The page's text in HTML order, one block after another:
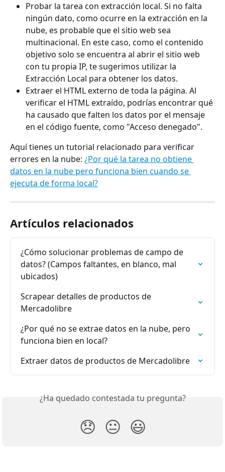
Probar la tarea con extracción local. Si no falta
ningún dato, como ocurre en la extracción en la
nube, es probable que el sitio web sea
multinacional. En este caso, como el contenido
objetivo solo se encuentra al abrir el sitio web
con tu propia IP, te sugerimos utilizar la
Extracción Local para obtener los datos.
Extraer el HTML externo de toda la página. Al
verificar el HTML extraído, podrías encontrar qué
ha causado que falten los datos por el mensaje
en el código fuente, como "Acceso denegado".
Aquí tienes un tutorial relacionado para verificar
errores en la nube: ¿Por qué la tarea no obtiene
datos en la nube pero funciona bien cuando se
ejecuta de forma local?
Artículos relacionados
¿Cómo solucionar problemas de campo de
datos? (Campos faltantes, en blanco, mal
ubicados)
Scrapear detalles de productos de
Mercadolibre
¿Por qué no se extrae datos en la nube, pero
funciona bien en local?
Extraer datos de productos de Mercadolibre
¿Ha quedado contestada tu pregunta?
😞 😐 😃